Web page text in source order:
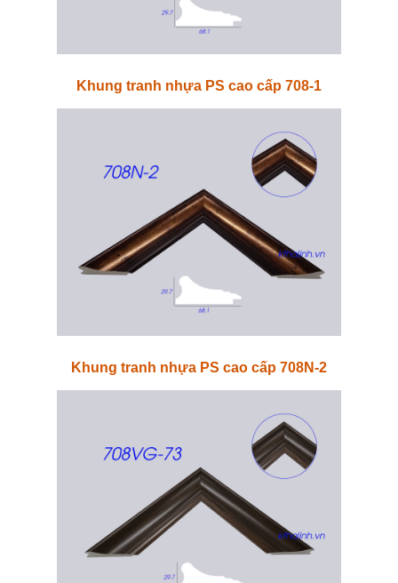
Khung tranh nhựa PS cao cấp 708-1
Khung tranh nhựa PS cao cấp 708N-2